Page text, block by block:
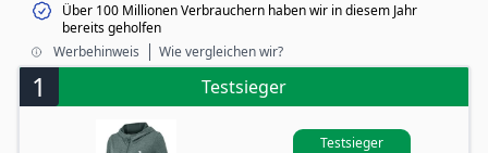
Über 100 Millionen Verbrauchern haben wir in diesem Jahr
bereits geholfen
Werbehinweis
Wie vergleichen wir?
1 Testsieger
Testsieger